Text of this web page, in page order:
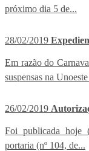
próximo dia 5 de...
28/02/2019
Em razão do
suspensas na
26/02/2019
Foi publicada
portaria (nº 104, de...